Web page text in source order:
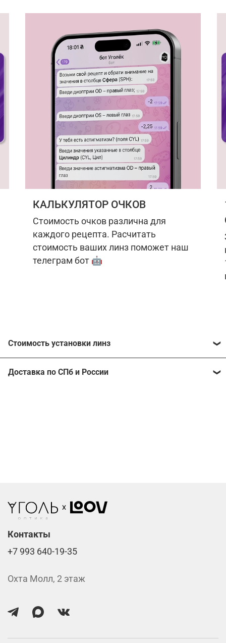
КАЛЬКУЛЯТОР ОЧКОВ
Стоимость очков различна для
каждого рецепта. Расчитать
стоимость ваших линз поможет наш
телеграм бот 🤖
Стоимость установки линз
Расчитать стоимость ваших линз поможет
Доставка по СПб и России
Контакты
+7 993 640-19-35
Охта Молл, 2 этаж